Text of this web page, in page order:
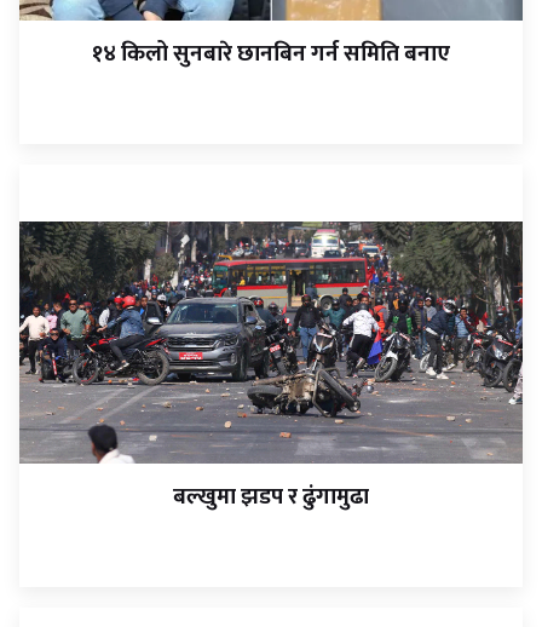
१४ किलो सुनबारे छानबिन गर्न समिति बनाए
बल्खुमा झडप र ढुंगामुढा